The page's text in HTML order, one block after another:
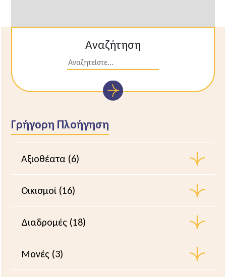
Αναζήτηση
Γρήγορη Πλοήγηση
Αξιοθέατα (6)
Οικισμοί (16)
Διαδρομές (18)
Μονές (3)